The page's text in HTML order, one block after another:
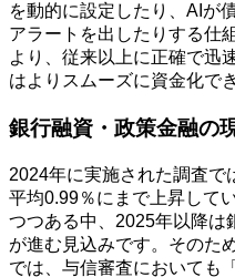
を動的に設定したり、AIが
アラートを出したりする仕
より、従来以上に正確で迅
はよりスムーズに資金化で
銀行融資・政策金融の
2024年に実施された調査で
平均0.99％にまで上昇して
つつある中、2025年以降は
が進む見込みです。そのた
では、与信審査においても